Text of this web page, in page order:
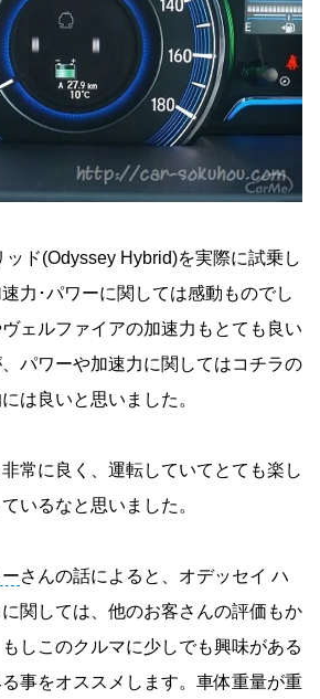
ド(Odyssey Hybrid)を実際に試乗し
力･パワーに関しては感動ものでし
ェルファイアの加速力もとても良い
パワーや加速力に関してはコチラの
は良いと思いました。
常に良く、運転していてとても楽し
いるなと思いました。
さんの話によると、オデッセイ ハ
関しては、他のお客さんの評価もか
しこのクルマに少しでも興味がある
事をオススメします。車体重量が重